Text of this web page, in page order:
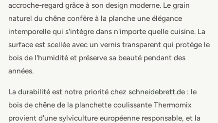
accroche-regard grâce à son design moderne. Le grain
naturel du chêne confère à la planche une élégance
intemporelle qui s'intègre dans n'importe quelle cuisine. La
surface est scellée avec un vernis transparent qui protège le
bois de l'humidité et préserve sa beauté pendant des
années.
La durabilitéest notre priorité chez schneidebrett.de: le
bois de chêne de la planchette coulissante Thermomix
provient d'une sylviculture européenne responsable, et la